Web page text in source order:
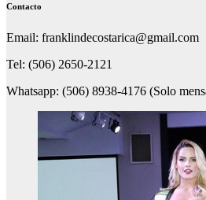
Contacto
Email: franklindecostarica@gmail.com
Tel: (506) 2650-2121
Whatsapp: (506) 8938-4176 (Solo